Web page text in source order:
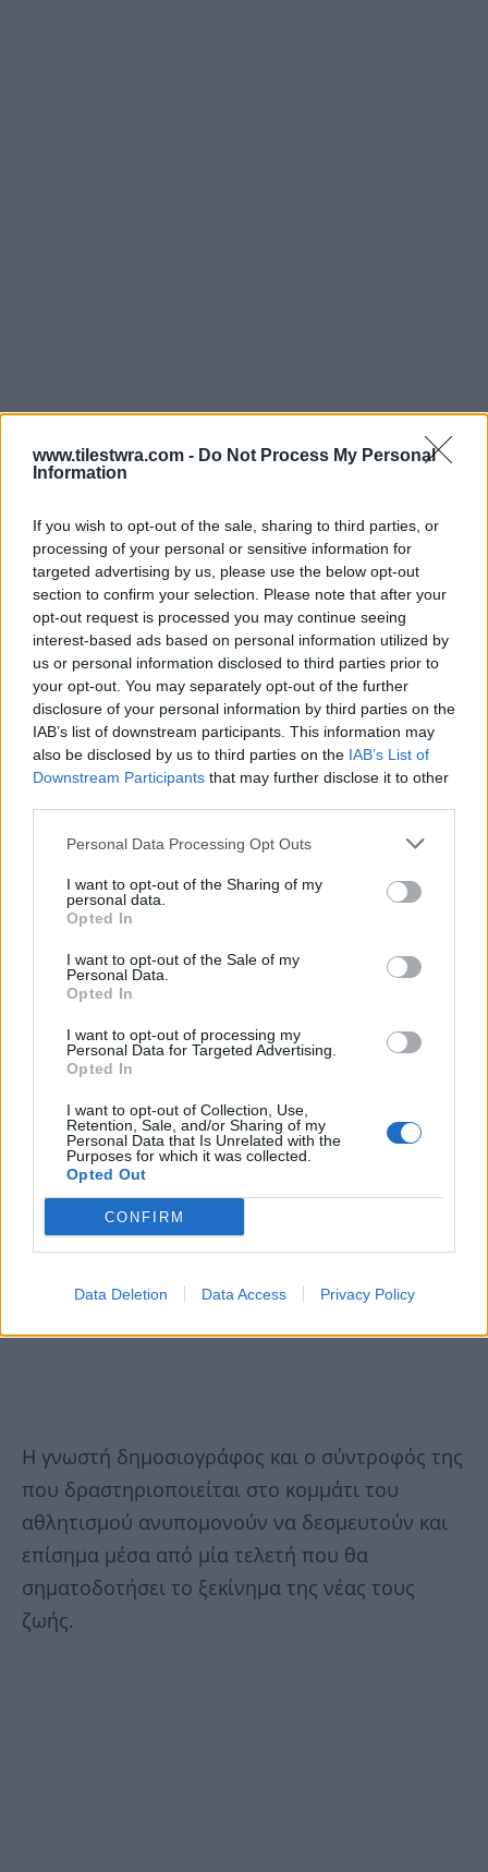
www.tilestwra.com - Do Not Process My Personal
Information
If you wish to opt-out of the sale, sharing to third parties, or
processing of your personal or sensitive information for
targeted advertising by us, please use the below opt-out
section to confirm your selection. Please note that after your
opt-out request is processed you may continue seeing
interest-based ads based on personal information utilized by
us or personal information disclosed to third parties prior to
your opt-out. You may separately opt-out of the further
disclosure of your personal information by third parties on the
IAB’s list of downstream participants. This information may
also be disclosed by us to third parties on the IAB’s List of
Downstream Participants that may further disclose it to other
Personal Data Processing Opt Outs
I want to opt-out of the Sharing of my
personal data.
Opted In
I want to opt-out of the Sale of my
Personal Data.
Opted In
I want to opt-out of processing my
Personal Data for Targeted Advertising.
Opted In
I want to opt-out of Collection, Use,
Retention, Sale, and/or Sharing of my
Personal Data that Is Unrelated with the
Purposes for which it was collected.
Opted Out
CONFIRM
Data Deletion Data Access Privacy Policy
Όπως αναφέρει το δημοσίευμα, ο πολιτικός
γάμος του αγαπημένου ζευγαριού έχει
προγραμματιστεί για το απόγευμα της Τρίτης 3
Δεκεμβρίου στο Δημαρχείο Βάρης Βούλας
Βουλιαγμένης με τον δήμαρχο Γρηγόρη
Κωνσταντέλλο να κάνει την τελετή.
Οι ίδιες πληροφορίες αναφέρουν ότι η
3 Δεκμεβρίου το ζευγάρι κλείνει τρία χρόνια
ανήμερα της επετείου του.
Η γνωστή δημοσιογράφος και ο σύντροφός της
που δραστηριοποιείται στο κομμάτι του
αθλητισμού ανυπομονούν να δεσμευτούν και
επίσημα μέσα από μία τελετή που θα
σηματοδοτήσει το ξεκίνημα της νέας τους
ζωής.